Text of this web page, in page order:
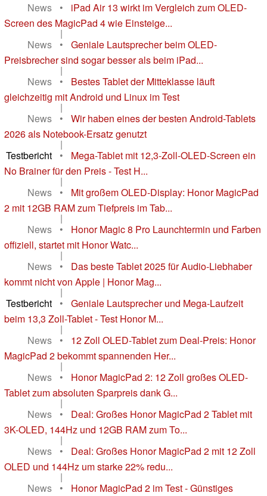
News
•
iPad Air 13 wirkt im Vergleich zum OLED-
Screen des MagicPad 4 wie Einsteige...
|
News
•
Geniale Lautsprecher beim OLED-
Preisbrecher sind sogar besser als beim iPad...
|
News
•
Bestes Tablet der Mitteklasse läuft
gleichzeitig mit Android und Linux im Test
|
News
•
Wir haben eines der besten Android-Tablets
2026 als Notebook-Ersatz genutzt
|
Testbericht
•
Mega-Tablet mit 12,3-Zoll-OLED-Screen ein
No Brainer für den Preis - Test H...
|
News
•
Mit großem OLED-Display: Honor MagicPad
2 mit 12GB RAM zum Tiefpreis im Tab...
|
News
•
Honor Magic 8 Pro Launchtermin und Farben
offiziell, startet mit Honor Watc...
|
News
•
Das beste Tablet 2025 für Audio-Liebhaber
kommt nicht von Apple | Honor Mag...
|
Testbericht
•
Geniale Lautsprecher und Mega-Laufzeit
beim 13,3 Zoll-Tablet - Test Honor M...
|
News
•
12 Zoll OLED-Tablet zum Deal-Preis: Honor
MagicPad 2 bekommt spannenden Her...
|
News
•
Honor MagicPad 2: 12 Zoll großes OLED-
Tablet zum absoluten Sparpreis dank G...
|
News
•
Deal: Großes Honor MagicPad 2 Tablet mit
3K-OLED, 144Hz und 12GB RAM zum To...
|
News
•
Deal: Großes Honor MagicPad 2 mit 12 Zoll
OLED und 144Hz um starke 22% redu...
|
News
•
Honor MagicPad 2 im Test - Günstiges